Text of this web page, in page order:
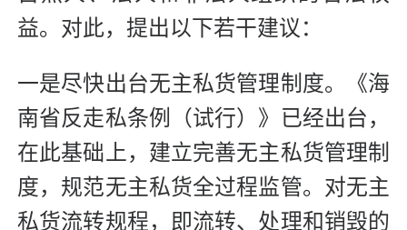
益。对此，提出以下若干建议：
一是尽快出台无主私货管理制度。《海
南省反走私条例（试行）》已经出台，
在此基础上，建立完善无主私货管理制
度，规范无主私货全过程监管。对无主
私货流转规程，即流转、处理和销毁的